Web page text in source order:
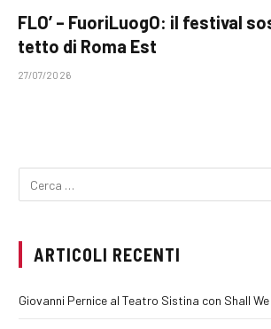
FLO’ – FuoriLuogO: il festival
tetto di Roma Est
27/07/2026
ARTICOLI RECENTI
Giovanni Pernice al Teatro Sistina con Shall We